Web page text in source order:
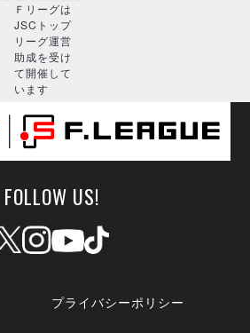
Ｆリーグは
JSCトップ
リーグ運営
助成を受け
て開催して
います
FOLLOW US!
プライバシーポリシー